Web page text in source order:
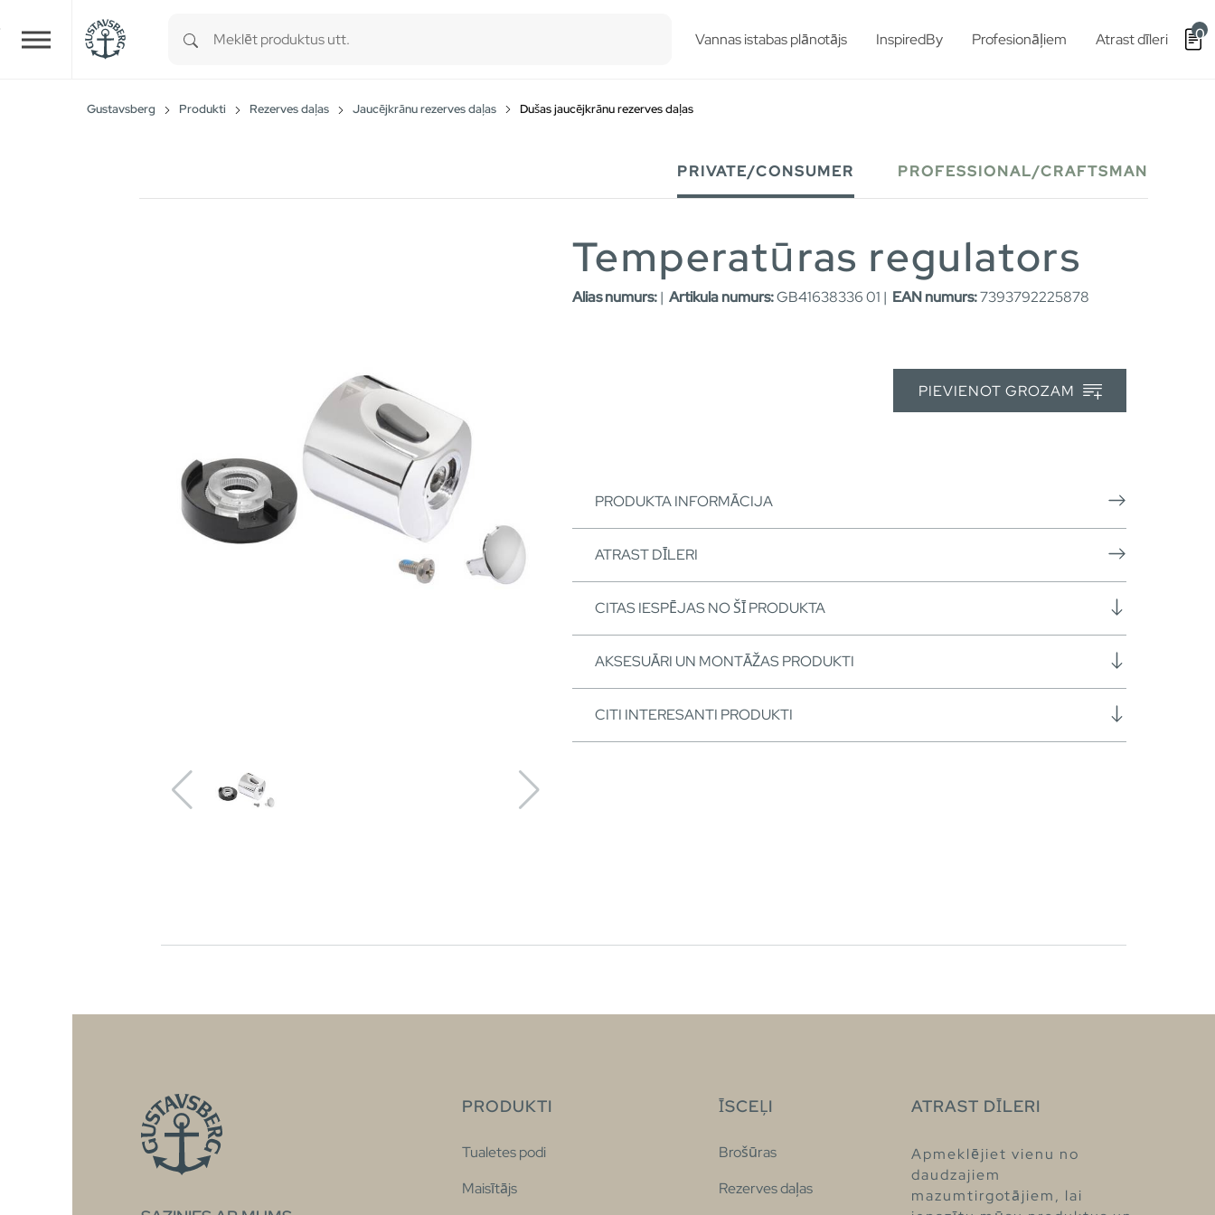
Skip to main content Vannas istabas plānotājs InspiredBy Profesionāļiem Atrast dīleri 0
Gustavsberg Produkti Rezerves daļas Jaucējkrānu rezerves daļas Dušas jaucējkrānu rezerves daļas
PRIVATE/CONSUMER PROFESSIONAL/CRAFTSMAN
Temperatūras regulators
Alias numurs:| Artikula numurs:GB41638336 01 | EAN numurs:7393792225878
PIEVIENOT GROZAM
PRODUKTA INFORMĀCIJA
ATRAST DĪLERI
CITAS IESPĒJAS NO ŠĪ PRODUKTA
AKSESUĀRI UN MONTĀŽAS PRODUKTI
CITI INTERESANTI PRODUKTI
PRODUKTI
Tualetes podi
Maisītājs
ĪSCEĻI
Brošūras
Rezerves daļas
ATRAST DĪLERI
Apmeklējiet vienu no
daudzajiem
mazumtirgotājiem, lai